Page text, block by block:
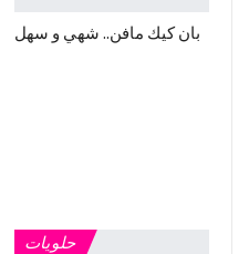
بان كيك مافن.. شهي و سهل
حلويات